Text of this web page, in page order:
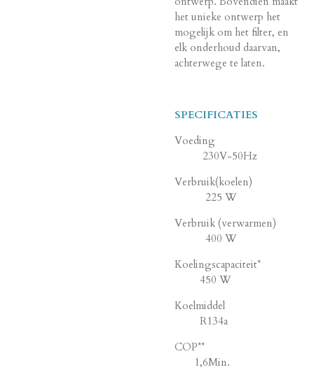
het unieke ontwerp het
mogelijk om het filter, en
elk onderhoud daarvan,
achterwege te laten.
SPECIFICATIES
Voeding
230V-50Hz
Verbruik(koelen)
225 W
Verbruik (verwarmen)
400 W
Koelingscapaciteit*
450 W
Koelmiddel
R134a
COP**
1,6Min.